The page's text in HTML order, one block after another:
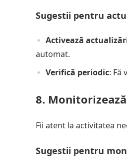
Sugestii pentru
Activează
automat.
Verifică periodic: Fă
8.
Fii atent la activitatea
Sugestii pentru